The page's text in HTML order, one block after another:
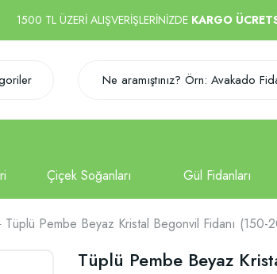
1500 TL ÜZERİ ALIŞVERİŞLERİNİZDE KARGO
Tüplü Pembe Beyaz Kristal Begonvil Fidanı (150-
Tüplü Pembe Beyaz